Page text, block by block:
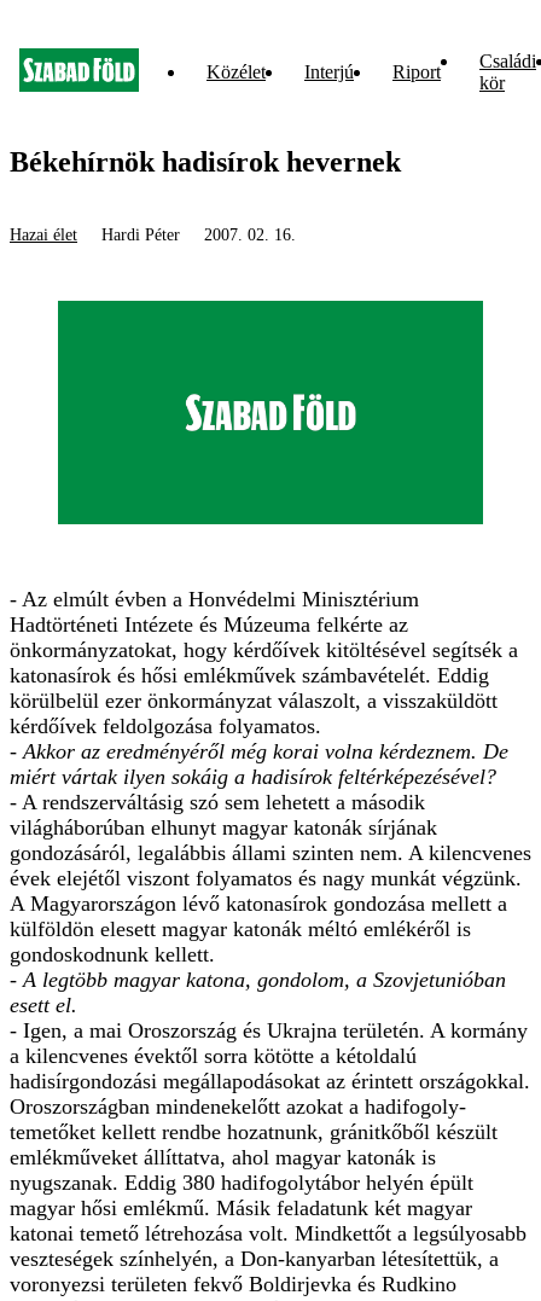
Közélet Interjú Riport
Családi
kör
Békehírnök hadisírok hevernek
Hazai élet Hardi Péter 2007. 02. 16.
- Az elmúlt évben a Honvédelmi Minisztérium
Hadtörténeti Intézete és Múzeuma felkérte az
önkormányzatokat, hogy kérdőívek kitöltésével segítsék a
katonasírok és hősi emlékművek számbavételét. Eddig
körülbelül ezer önkormányzat válaszolt, a visszaküldött
kérdőívek feldolgozása folyamatos.
- Akkor az eredményéről még korai volna kérdeznem. De
miért vártak ilyen sokáig a hadisírok feltérképezésével?
- A rendszerváltásig szó sem lehetett a második
világháborúban elhunyt magyar katonák sírjának
gondozásáról, legalábbis állami szinten nem. A kilencvenes
évek elejétől viszont folyamatos és nagy munkát végzünk.
A Magyarországon lévő katonasírok gondozása mellett a
külföldön elesett magyar katonák méltó emlékéről is
gondoskodnunk kellett.
- A legtöbb magyar katona, gondolom, a Szovjetunióban
esett el.
- Igen, a mai Oroszország és Ukrajna területén. A kormány
a kilencvenes évektől sorra kötötte a kétoldalú
hadisírgondozási megállapodásokat az érintett országokkal.
Oroszországban mindenekelőtt azokat a hadifogoly-
temetőket kellett rendbe hozatnunk, gránitkőből készült
emlékműveket állíttatva, ahol magyar katonák is
nyugszanak. Eddig 380 hadifogolytábor helyén épült
magyar hősi emlékmű. Másik feladatunk két magyar
katonai temető létrehozása volt. Mindkettőt a legsúlyosabb
veszteségek színhelyén, a Don-kanyarban létesítettük, a
voronyezsi területen fekvő Boldirjevka és Rudkino